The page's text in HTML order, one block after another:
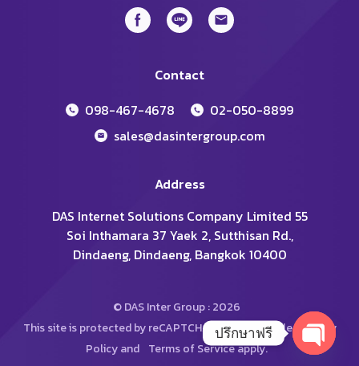
Contact
098-467-4678
02-050-8899
sales@dasintergroup.com
Address
DAS Internet Solutions Company Limited 55
Soi Inthamara 37 Yaek 2, Sutthisan Rd.,
Dindaeng, Dindaeng, Bangkok 10400
© DAS Inter Group : 2026
This site is protected by reCAPTCHA and the Google Privacy
Policyand Terms of Serviceapply.
ปรึกษาฟรี